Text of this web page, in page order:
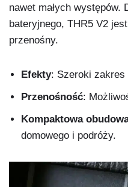
nawet małych
bateryjnego, THR5 V2
przenośny.
Efekty: Szeroki zakres
Przenośność:
Kompaktowa
domowego i podróży.